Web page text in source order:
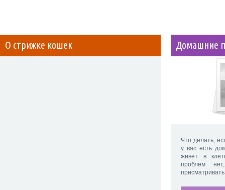
О стрижке кошек Домашние
Что делать,
у вас есть
живет в
проблем